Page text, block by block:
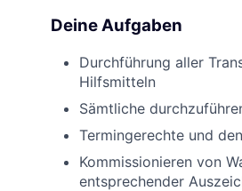
Deine Aufgaben
Durchführung aller
Hilfsmitteln
Sämtliche
Termingerechte und
Kommissionieren von
entsprechender